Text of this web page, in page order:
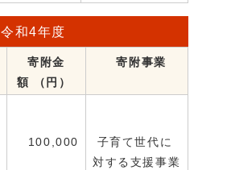
令和4年度
寄附金
額 （円）
寄附事業
100,000
子育て世代に
対する支援事業